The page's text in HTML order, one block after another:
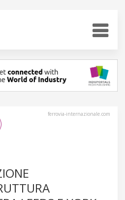
ferrovia-internazionale.com